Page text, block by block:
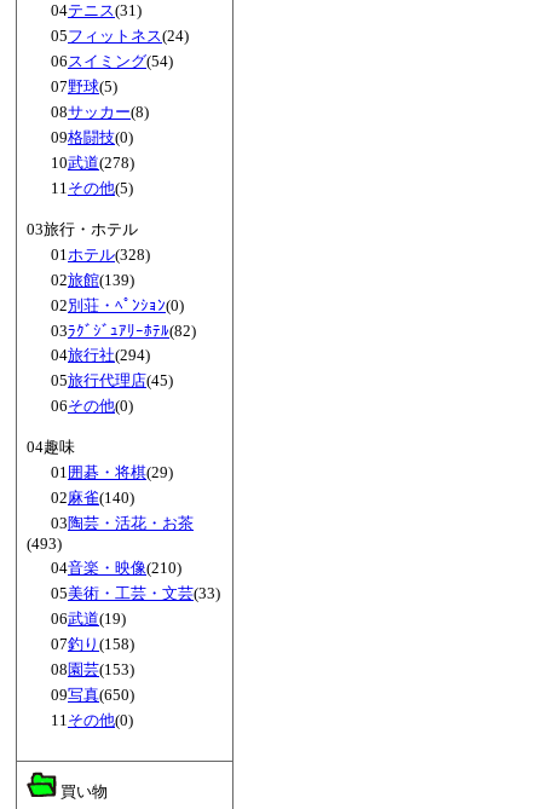
04テニス(31)
05フィットネス(24)
06スイミング(54)
07野球(5)
08サッカー(8)
09格闘技(0)
10武道(278)
11その他(5)
03旅行・ホテル
01ホテル(328)
02旅館(139)
02別荘・ﾍﾟﾝｼｮﾝ(0)
03ﾗｸﾞｼﾞｭｱﾘｰﾎﾃﾙ(82)
04旅行社(294)
05旅行代理店(45)
06その他(0)
04趣味
01 囲碁・将棋(29)
02麻雀(140)
03陶芸・活花・お茶
(493)
04音楽・映像(210)
05美術・工芸・文芸(33)
06武道(19)
07釣り (158)
08園芸(153)
09写真(650)
11その他(0)
買い物